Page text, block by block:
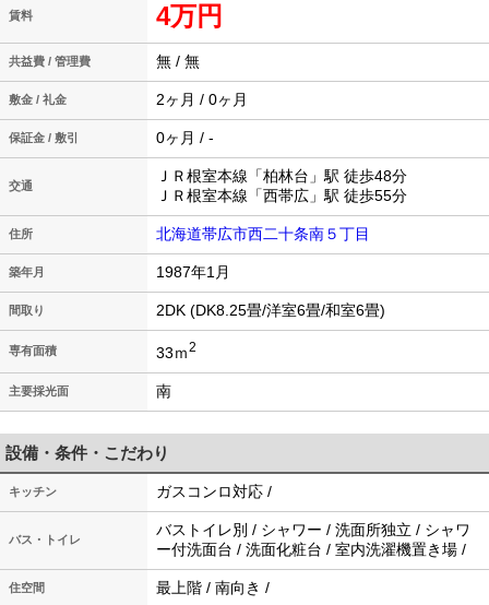
賃料 4万円
共益費 / 管理費 無 / 無
敷金 / 礼金 2ヶ月 / 0ヶ月
保証金 / 敷引 0ヶ月 / -
交通
ＪＲ根室本線「柏林台」駅 徒歩48分
ＪＲ根室本線「西帯広」駅 徒歩55分
住所 北海道帯広市西二十条南５丁目
築年月 1987年1月
間取り 2DK (DK8.25畳/洋室6畳/和室6畳)
専有面積 33ｍ2
主要採光面 南
設備・条件・こだわり
キッチン ガスコンロ対応 /
バス・トイレ
バストイレ別 / シャワー / 洗面所独立 / シャワ
ー付洗面台 / 洗面化粧台 / 室内洗濯機置き場 /
住空間 最上階 / 南向き /